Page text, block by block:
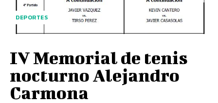
DEPORTES
IV Memorial de tenis
nocturno Alejandro
Carmona